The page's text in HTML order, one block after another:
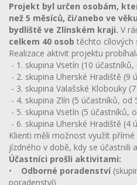
Projekt byl určen osobám,
než 5 měsíců, či/anebo ve
bydliště ve Zlínském kraji. V
celkem 40 osob těchto cílových
Realizace aktivit projektu
- 1. skupina Vsetín (10 účastníků,
- 2. skupina Uherské Hradiště (9
- 3. skupina Valašské Klobouky
- 4. skupina Zlín (5 účastníků, od
- 5. skupina Vsetín (5 účastníků,
- 6. skupina Uherské Hradiště (4
Klienti měli možnost využít
jízdného v době, kdy se účastnili
Účastníci prošli aktivitami:
• Odborné poradenství
poradenství)